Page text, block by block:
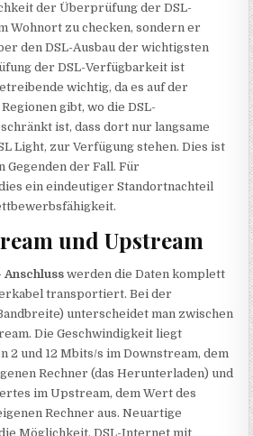
der Überprüfung der DSL-
Wohnort zu checken, sondern er
den DSL-Ausbau der wichtigsten
der DSL-Verfügbarkeit ist
wichtig, da es auf der
gibt, wo die DSL-
ist, dass dort nur langsame
Light, zur Verfügung stehen. Dies ist
Gegenden der Fall. Für
ein eindeutiger Standortnachteil
und Upstream
Anschluss werden die Daten komplett
transportiert. Bei der
unterscheidet man zwischen
Die Geschwindigkeit liegt
2 und 12 Mbits/s im Downstream, dem
Rechner (das Herunterladen) und
im Upstream, dem Wert des
Rechner aus. Neuartige
Möglichkeit, DSL-Internet mit